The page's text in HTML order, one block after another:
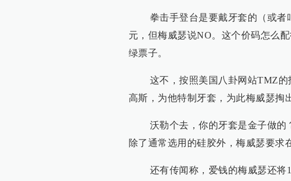
拳击手登台是要戴牙套的（或者
元，但梅威瑟说NO。这个价码怎么
绿票子。
这不，按照美国八卦网站TMZ的
高斯，为他特制牙套，为此梅威瑟掏
沃勒个去，你的牙套是金子做的？
除了通常选用的硅胶外，梅威瑟要求
还有传闻称，爱钱的梅威瑟还将